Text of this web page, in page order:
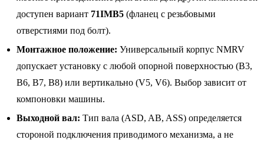
доступен вариант 71IMB5 (фланец с резьбовыми
отверстиями под болт).
Монтажное положение: Универсальный корпус NMRV
допускает установку с любой опорной поверхностью (B3,
B6, B7, B8) или вертикально (V5, V6). Выбор зависит от
компоновки машины.
Выходной вал: Тип вала (ASD, AB, ASS) определяется
стороной подключения приводимого механизма, а не